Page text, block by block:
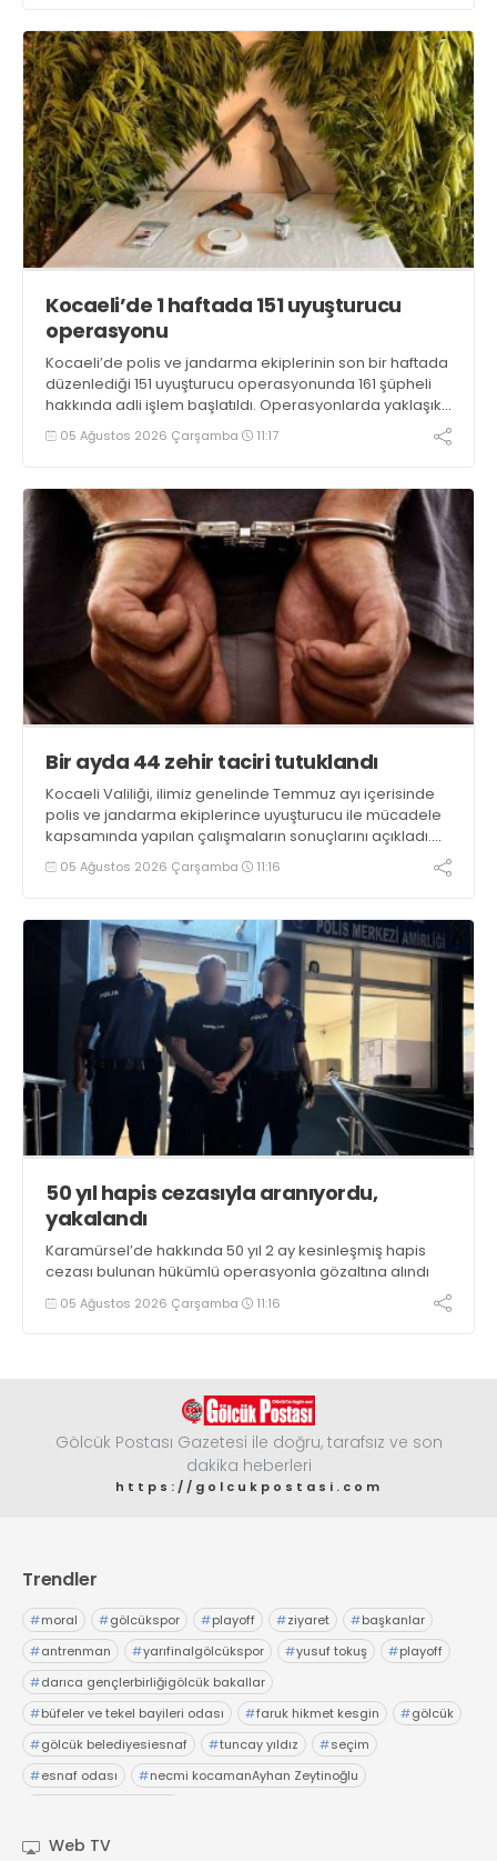
Kocaeli’de 1 haftada 151 uyuşturucu
operasyonu
Kocaeli’de polis ve jandarma ekiplerinin son bir haftada
düzenlediği 151 uyuşturucu operasyonunda 161 şüpheli
hakkında adli işlem başlatıldı. Operasyonlarda yaklaşık
2 kilogram uyuşturucu madde ile 121 kök kenevir bitkisi
ele geçirilirken, 9 şüpheli tutuklandı
05 Ağustos 2026 Çarşamba 11:17
Bir ayda 44 zehir taciri tutuklandı
Kocaeli Valiliği, ilimiz genelinde Temmuz ayı içerisinde
polis ve jandarma ekiplerince uyuşturucu ile mücadele
kapsamında yapılan çalışmaların sonuçlarını açıkladı.
Çalışmalar sonucunda uyuşturucu ve uyarıcı madde
kullanan, ticaretini ve sevkiyatını yapan 44 şahıs
05 Ağustos 2026 Çarşamba 11:16
50 yıl hapis cezasıyla aranıyordu,
yakalandı
Karamürsel’de hakkında 50 yıl 2 ay kesinleşmiş hapis
cezası bulunan hükümlü operasyonla gözaltına alındı
05 Ağustos 2026 Çarşamba 11:16
Gölcük Postası Gazetesi ile doğru, tarafsız ve son
dakika heberleri
https://golcukpostasi.com
Trendler
#moral #gölcükspor #playoff #ziyaret #başkanlar
#antrenman #yarıfinalgölcükspor #yusuf tokuş #playoff
#darıca gençlerbirliğigölcük bakallar
#büfeler ve tekel bayileri odası #faruk hikmet kesgin #gölcük
#gölcük belediyesiesnaf #tuncay yıldız #seçim
#esnaf odası #necmi kocamanAyhan Zeytinoğlu
Web TV